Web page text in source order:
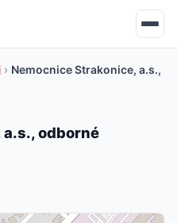
› Nemocnice Strakonice, a.s.,
a.s., odborné